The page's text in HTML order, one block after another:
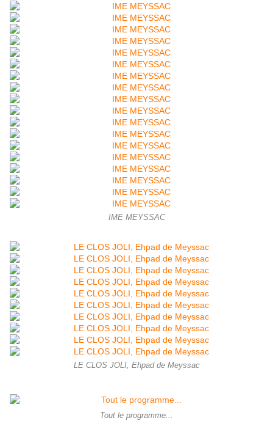
IME MEYSSAC
LE CLOS JOLI, Ehpad de Meyssac
Tout le programme...